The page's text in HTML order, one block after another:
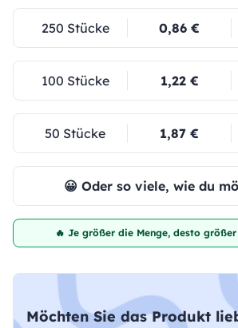
250 Stücke 0,86 €
100 Stücke 1,22 €
50 Stücke 1,87 €
😀 Oder so viele, wie du
🔥 Je größer die Menge, desto
Möchten Sie das Produkt